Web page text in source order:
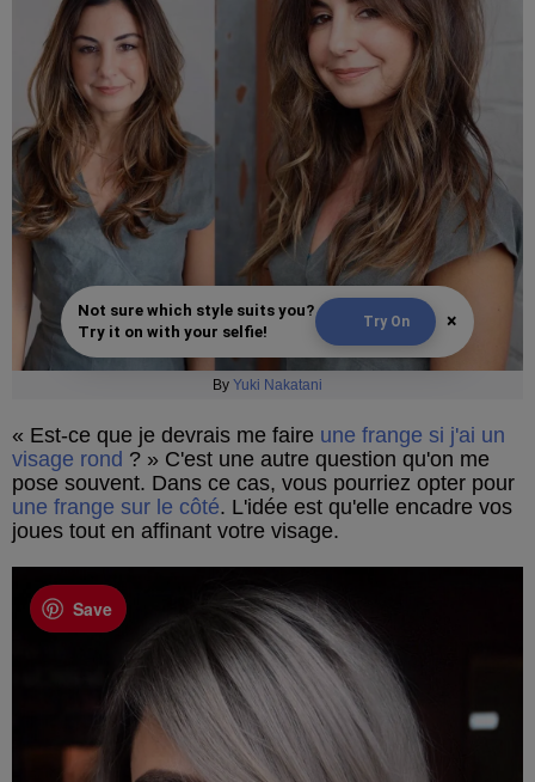
Not sure which style suits you?
Try it on with your selfie!
Try On ×
By Yuki Nakatani
« Est-ce que je devrais me faire une frange si j'ai un
visage rond ? » C'est une autre question qu'on me
pose souvent. Dans ce cas, vous pourriez opter pour
une frange sur le côté. L'idée est qu'elle encadre vos
joues tout en affinant votre visage.
Save